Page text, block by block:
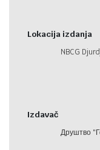
Lokacija izdanja
NBCG
Izdavač
Друштво